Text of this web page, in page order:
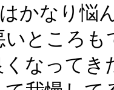
かなり悩
ところ
なってき